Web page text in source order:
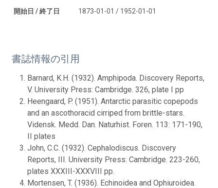
開始日 / 終了日 1873-01-01 / 1952-01-01
書誌情報の引用
Barnard, K.H. (1932). Amphipoda. Discovery Reports,
V. University Press: Cambridge. 326, plate I pp
Heengaard, P. (1951). Antarctic parasitic copepods
and an ascothoracid cirriped from brittle-stars.
Vidensk. Medd. Dan. Naturhist. Foren. 113: 171-190,
II plates
John, C.C. (1932). Cephalodiscus. Discovery
Reports, III. University Press: Cambridge. 223-260,
plates XXXIII-XXXVIII pp.
Mortensen, T. (1936). Echinoidea and Ophiuroidea.